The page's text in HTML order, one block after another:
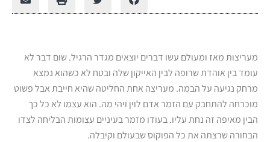
מעריצות מאז ומעולם עשו דברים יוצאים מגדר הרגיל. שום דבר לא
עומד בין אוהדת שרופה לבין האייקון שלה ובטח לא כשהוא נמצא
מרחק נגיעה על הבמה. מעריצה אחת החליטה שהיא חייבת אבל פשוט
מוכרחה להתחבק עם הזמר אדם לוין ויהי מה. הוא עצמו לא כל כך
הבין מאיפה זה נחת עליו. בעודו מזמר בעיניים עצומות הבליחה לצדו
הבחורה שרצתה את כל הפוקוס שבעולם וקיבלה.